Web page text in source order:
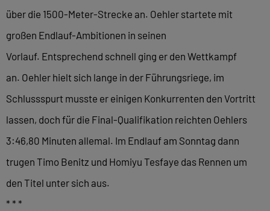
über die 1500-Meter-Strecke an. Oehler startete mit
großen Endlauf-Ambitionen in seinen
Vorlauf. Entsprechend schnell ging er den Wettkampf
an. Oehler hielt sich lange in der Führungsriege, im
Schlussspurt musste er einigen Konkurrenten den Vortritt
lassen, doch für die Final-Qualifikation reichten Oehlers
3:46,80 Minuten allemal. Im Endlauf am Sonntag dann
trugen Timo Benitz und Homiyu Tesfaye das Rennen um
den Titel unter sich aus.
* * *